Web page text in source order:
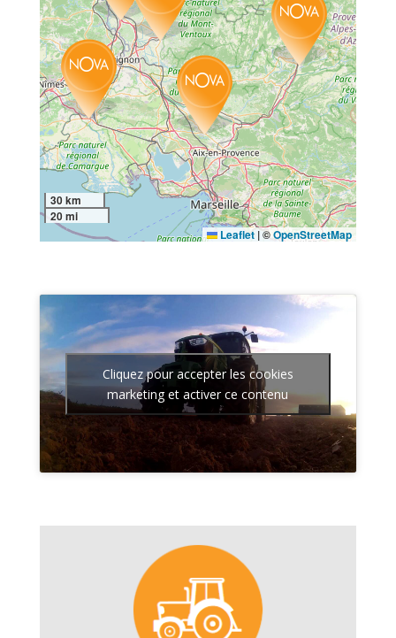
30 km
20 mi
Leaflet |©OpenStreetMap
Cliquez pour accepter les cookies
marketing et activer ce contenu